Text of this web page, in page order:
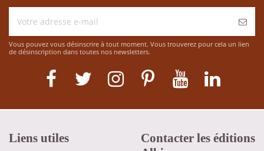
Vous pouvez vous désinscrire à tout moment. Vous trouverez pour cela un lien
de désinscription dans toutes nos newsletters.
Liens utiles
Contacter les éditions